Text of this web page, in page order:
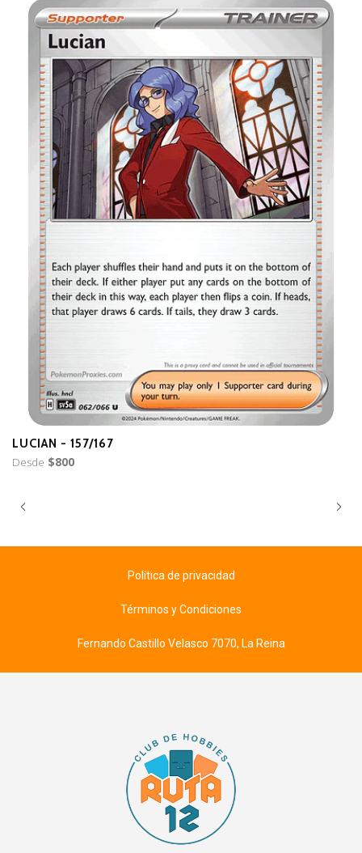
LUCIAN - 157/167
Desde $800
Política de privacidad
Términos y Condiciones
Fernando Castillo Velasco 7070, La Reina